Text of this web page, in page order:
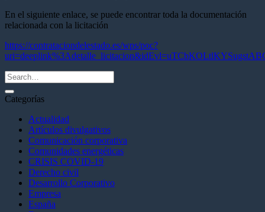
En el siguiente enlace, se puede encontrar toda la documentación
relacionada con la licitación
https://contrataciondelestado.es/wps/poc?
Categorías
Actualidad
Artículos divulgativos
Comunicación corporativa
Comunidades energéticas
CRISIS COVID-19
Derecho civil
Desarrollo Corporativo
Empresa
España